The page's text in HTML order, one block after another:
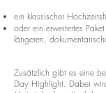
ein klassischer
oder ein erweitertes
längeren,
Zusätzlich gibt es eine
Day Highlight. Dabei